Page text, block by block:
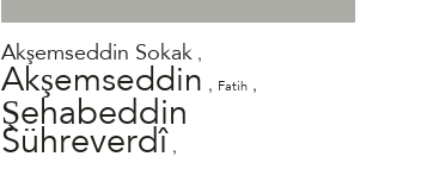
Akşemseddin Sokak ,
Akşemseddin , Fatih ,
Şehabeddin
Sühreverdî ,